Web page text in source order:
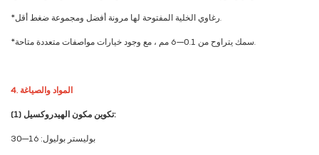
*رغاوي الخلية المفتوحة لها مرونة أفضل ومجموعة ضغط أقل.
*سمك يتراوح من 0.1–6 مم ، مع وجود خيارات مواصفات متعددة متاحة.
4. المواد والصياغة
(1) تكوين مكون الهيدروكسيل:
بوليستر بوليول: 16–30